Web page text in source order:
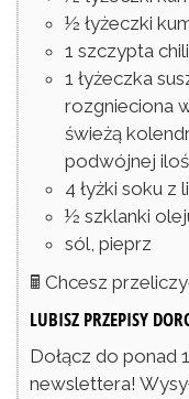
½ łyżeczki
1 szczypta chili
1 łyżeczka
rozgnieciona
świeżą
podwójnej
4 łyżki soku z
½ szklanki
sól, pieprz
🖩 Chcesz
LUBISZ PRZEPISY
Dołącz do ponad 15 tysięcy osób zapisanych do
newslettera!